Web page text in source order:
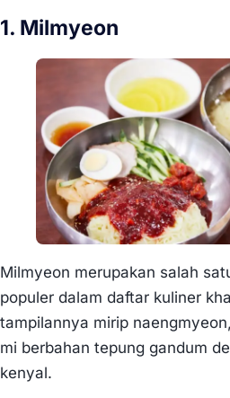
1. Milmyeon
Milmyeon merupakan salah
populer dalam daftar kuliner
tampilannya mirip
mi berbahan tepung gandum
kenyal.